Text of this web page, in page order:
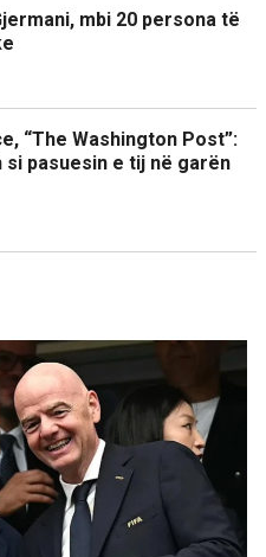
mbi 20 persona të
“The Washington Post”:
pasuesin e tij në garën